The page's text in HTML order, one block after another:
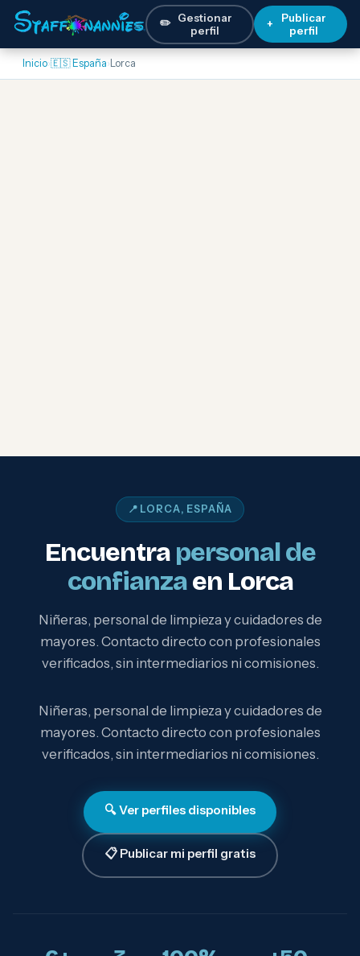
✏️ Gestionar
perfil
+
Publicar
perfil
Inicio›🇪🇸 España› Lorca
📍 LORCA, ESPAÑA
Encuentra personal de
confianzaen Lorca
Niñeras, personal de limpieza y cuidadores de
mayores. Contacto directo con profesionales
verificados, sin intermediarios ni comisiones.
Niñeras, personal de limpieza y cuidadores de
mayores. Contacto directo con profesionales
verificados, sin intermediarios ni comisiones.
🔍 Ver perfiles disponibles
📋 Publicar mi perfil gratis